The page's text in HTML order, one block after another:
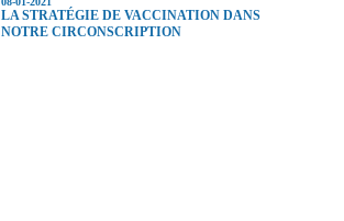
LA STRATÉGIE DE VACCINATION DANS
NOTRE CIRCONSCRIPTION